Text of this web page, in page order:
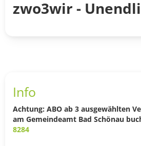
zwo3wir -
Info
Achtung: ABO ab 3 ausgewählten
am Gemeindeamt Bad Schönau
8284